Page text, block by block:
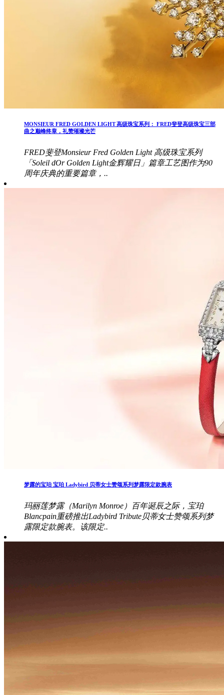
MONSIEUR FRED GOLDEN LIGHT 高级珠宝系列： FRED斐登高级珠宝三部
曲之巅峰终章，礼赞璀璨光芒
FRED斐登Monsieur Fred Golden Light 高级珠宝系列
「Soleil dOr Golden Light金辉耀日」篇章工艺图作为90
周年庆典的重要篇章，..
梦露的宝珀 宝珀 Ladybird 贝蒂女士赞颂系列梦露限定款腕表
玛丽莲梦露（Marilyn Monroe）百年诞辰之际，宝珀
Blancpain重磅推出Ladybird Tribute贝蒂女士赞颂系列梦
露限定款腕表。该限定..